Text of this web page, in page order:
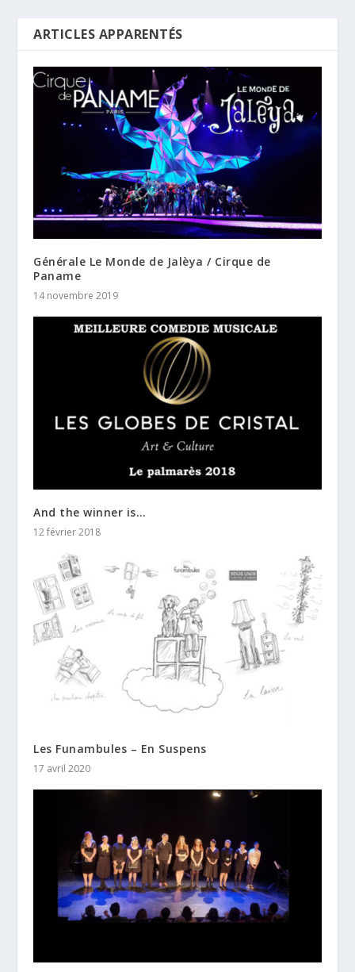
ARTICLES APPARENTÉS
Générale Le Monde de Jalèya / Cirque de
Paname
14 novembre 2019
And the winner is…
12 février 2018
Les Funambules – En Suspens
17 avril 2020